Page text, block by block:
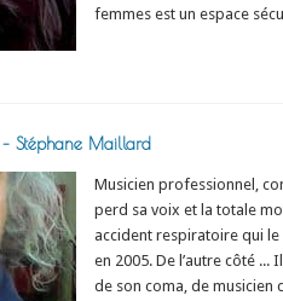
femmes est un espace
– Stéphane Maillard
Musicien professionnel,
perd sa voix et la totale
accident respiratoire qui
en 2005. De l’autre côté
de son coma, de musicien